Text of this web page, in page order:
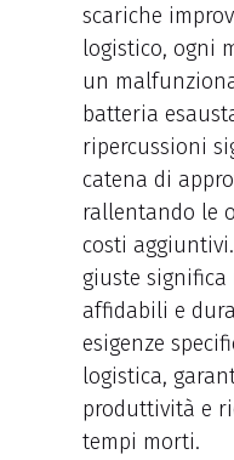
scariche
logistico, ogni
un
batteria
ripercussioni
catena di
rallentando le
costi
giuste
affidabili e
esigenze
logistica,
produttività e
tempi morti.